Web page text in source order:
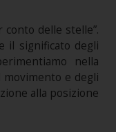
conto delle stelle”.
il significato degli
nella
e degli
alla posizione